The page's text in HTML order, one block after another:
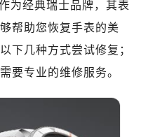
为经典瑞士品牌，其表
帮助您恢复手表的美
下几种方式尝试修复；
要专业的维修服务。